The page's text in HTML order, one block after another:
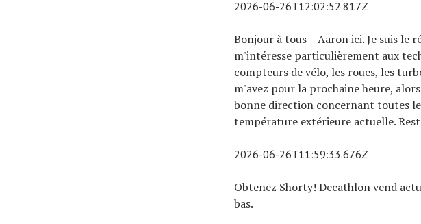
2026-06-26T12:02:52.817Z
Bonjour à tous – Aaron ici. Je suis le
m'intéresse particulièrement aux
compteurs de vélo, les roues, les
m'avez pour la prochaine heure,
bonne direction concernant toutes
température extérieure actuelle.
2026-06-26T11:59:33.676Z
Obtenez Shorty! Decathlon vend
bas.